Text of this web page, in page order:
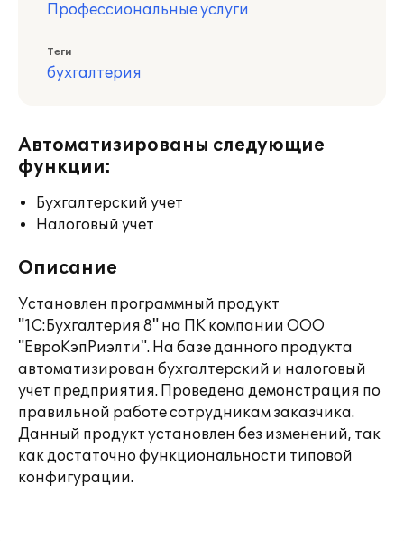
Профессиональные услуги
Теги
бухгалтерия
Автоматизированы следующие
функции:
Бухгалтерский учет
Налоговый учет
Описание
Установлен программный продукт
"1С:Бухгалтерия 8" на ПК компании ООО
"ЕвроКэпРиэлти". На базе данного продукта
автоматизирован бухгалтерский и налоговый
учет предприятия. Проведена демонстрация по
правильной работе сотрудникам заказчика.
Данный продукт установлен без изменений, так
как достаточно функциональности типовой
конфигурации.